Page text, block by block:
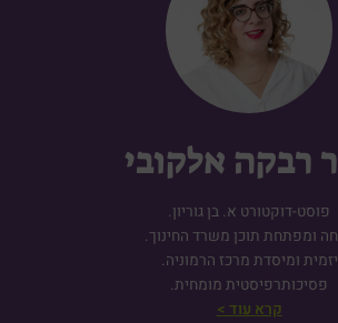
רבקה אלקובי
פוסט-דוקטורט א. בן גוריון.
ומפתחת תוכן משרד החינוך.
יזמית ומיסדת מרכז הרמוניה.
פסיכותרפיסטית מומחית.
קרא עוד >